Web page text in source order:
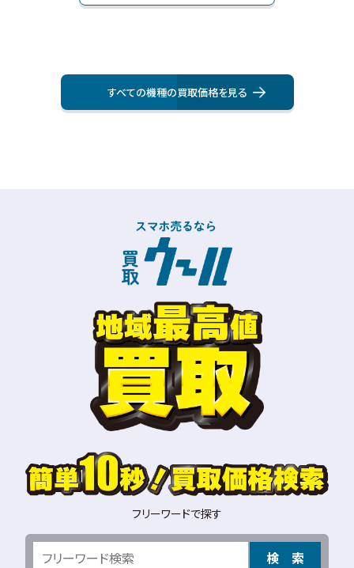
すべての機種の買取価格を⾒る
フリーワードで探す
検 索